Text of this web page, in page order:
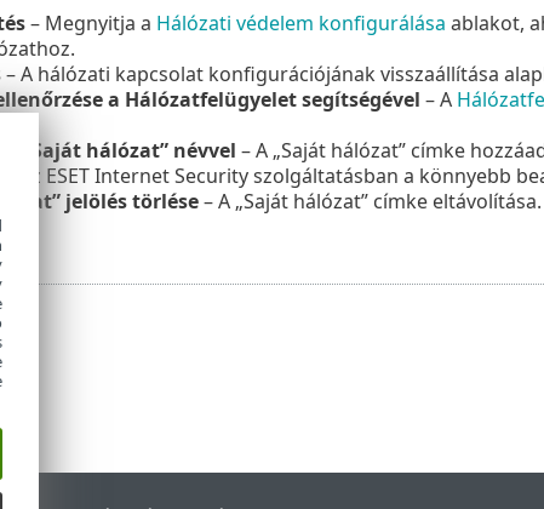
– Megnyitja a Hálózati védelem konfigurálása ablakot,
– A hálózati kapcsolat konfigurációjának visszaállítása
a Hálózatfelügyelet segítségével – A
„Saját hálózat” névvel – A „Saját hálózat” címke
az ESET Internet Security szolgáltatásban a könnyebb
jelölés törlése– A „Saját hálózat” címke